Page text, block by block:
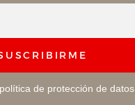
política de protección de datos